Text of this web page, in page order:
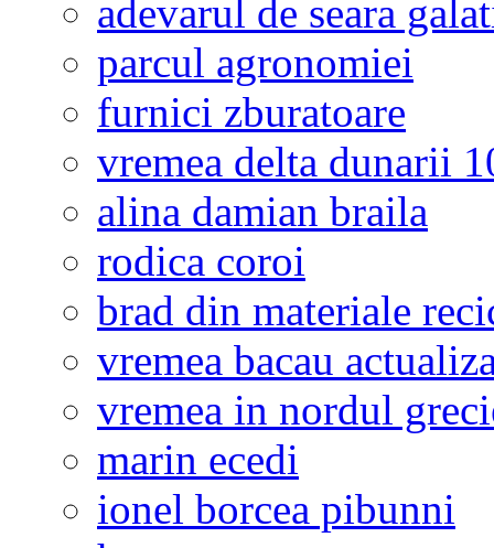
adevarul de seara
parcul agronomiei
furnici zburatoare
vremea delta dunarii
alina damian braila
rodica coroi
brad din materiale
vremea bacau
vremea in nordul
marin ecedi
ionel borcea pibunni